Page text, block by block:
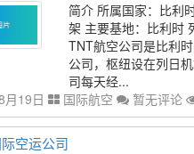
简介 所属国家：比利
架 主要基地：比利时
TNT航空公司是比利
公司，枢纽设在列日
司每天经...
月19日
国际航空 暂无评论
空运公司